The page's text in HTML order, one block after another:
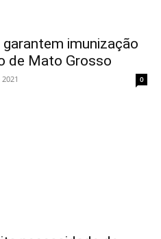
imunização
de Mato Grosso
0